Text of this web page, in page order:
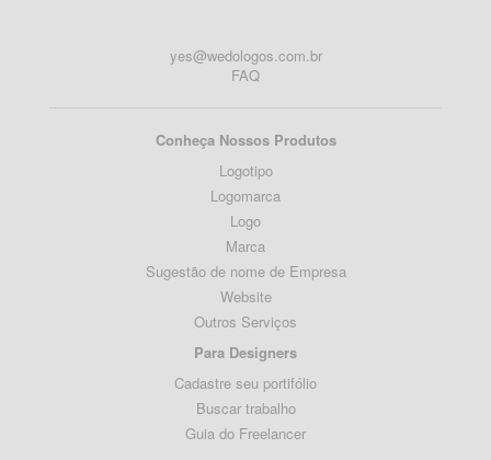
yes@wedologos.com.br
FAQ
Conheça Nossos Produtos
Logotipo
Logomarca
Logo
Marca
Sugestão de nome de Empresa
Website
Outros Serviços
Para Designers
Cadastre seu portifólio
Buscar trabalho
Guia do Freelancer